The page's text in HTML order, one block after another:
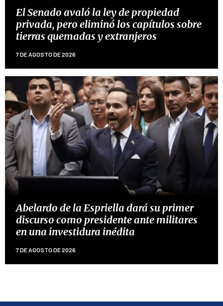
El Senado avaló la ley de propiedad
privada, pero eliminó los capítulos sobre
tierras quemadas y extranjeros
7 DE AGOSTO DE 2026
Abelardo de la Espriella dará su primer
discurso como presidente ante militares
en una investidura inédita
7 DE AGOSTO DE 2026